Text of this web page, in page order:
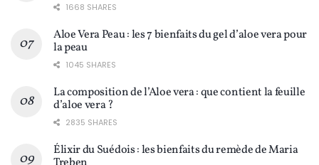
1668 SHARES
Aloe Vera Peau : les 7 bienfaits du gel d’aloe vera pour
la peau
1045 SHARES
La composition de l’Aloe vera : que contient la feuille
d’aloe vera ?
2835 SHARES
Élixir du Suédois : les bienfaits du remède de Maria